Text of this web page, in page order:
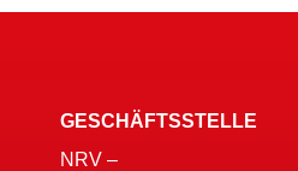
GESCHÄFTSSTELLE
NRV –